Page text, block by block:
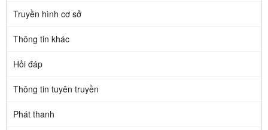
Truyền hình cơ sở
Thông tin khác
Hỏi đáp
Thông tin tuyên truyền
Phát thanh